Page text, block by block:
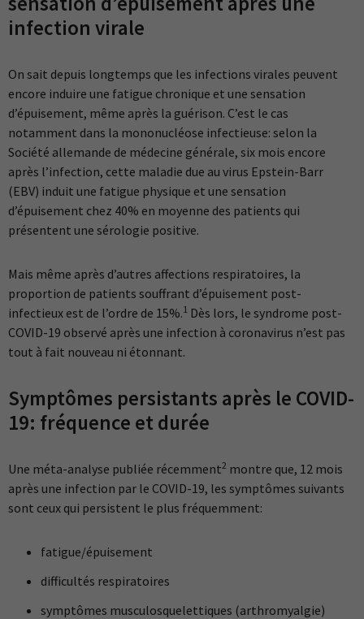
infection virale
On sait depuis longtemps que les infections virales peuvent
encore induire une fatigue chronique et une sensation
d’épuisement, même après la guérison. C’est le cas
notamment dans la mononucléose infectieuse: selon la
Société allemande de médecine générale, six mois encore
après l’infection, cette maladie due au virus Epstein-Barr
(EBV) induit une fatigue physique et une sensation
d’épuisement chez 40% en moyenne des patients qui
présentent une sérologie positive.
Mais même après d’autres affections respiratoires, la
proportion de patients souffrant d’épuisement post-
infectieux est de l’ordre de 15%. 1 Dès lors, le syndrome post-
COVID-19 observé après une infection à coronavirus n’est pas
tout à fait nouveau ni étonnant.
Symptômes persistants après le COVID-
19: fréquence et durée
Une méta-analyse publiée récemment2 montre que, 12 mois
après une infection par le COVID-19, les symptômes suivants
sont ceux qui persistent le plus fréquemment:
fatigue/épuisement
difficultés respiratoires
symptômes musculosquelettiques (arthromyalgie)